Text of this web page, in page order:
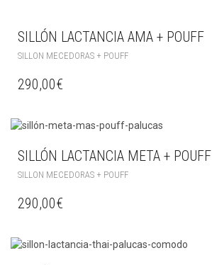
SILLÓN LACTANCIA AMA + POUFF
SILLON MECEDORAS + POUFF
290,00€
SILLÓN LACTANCIA META + POUFF
SILLON MECEDORAS + POUFF
290,00€